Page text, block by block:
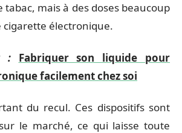
mais à des doses beaucoup
cigarette électronique.
:
Fabriquer son liquide pour
facilement chez soi
du recul. Ces dispositifs sont
le marché, ce qui laisse toute